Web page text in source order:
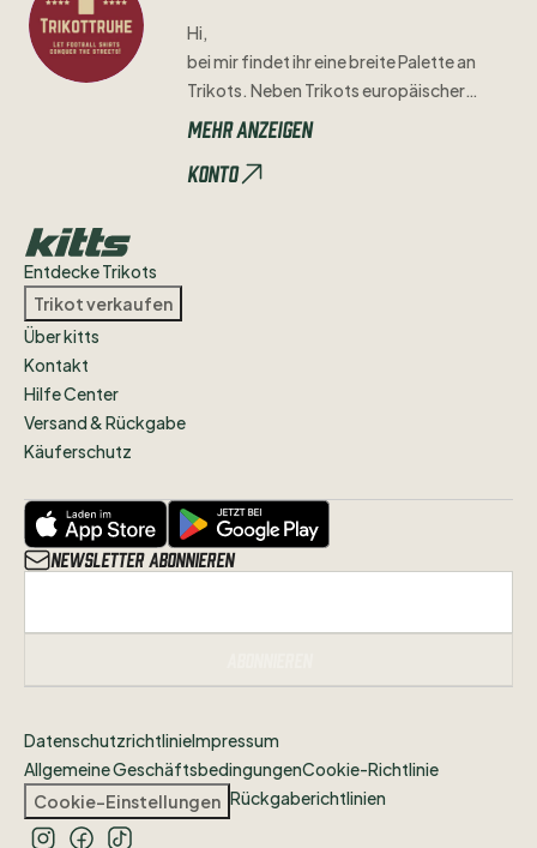
Hi​,​
beimirfindetihreinebreitePalettean
Trikots. Neben Trikotseuropäischer
Gigantensindauch
Ligenbeimir
Mehr anzeigen
Konto
Entdecke Trikots
Trikot verkaufen
Über kitts
Kontakt
Hilfe Center
Versand & Rückgabe
Käuferschutz
Newsletter abonnieren
DatenschutzrichtlinieImpressum
Allgemeine GeschäftsbedingungenCookie-Richtlinie
Cookie-Einstellungen Rückgaberichtlinien